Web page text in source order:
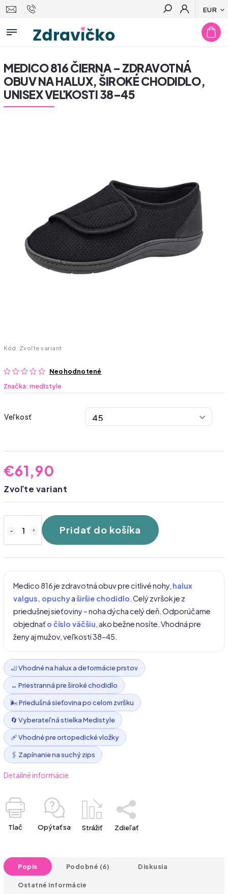
EUR
Hľadať
MEDICO 816 ČIERNA – ZDRAVOTNÁ
OBUV NA HALUX, ŠIROKÉ CHODIDLO,
UNISEX VEĽKOSTI 38–45
Kód: Zvoľte variant
Neohodnotené
Značka:medistyle
Veľkosť
€61,90
Zvoľte variant
Pridať do košíka
Medico 816 je zdravotná obuv pre citlivé nohy, halux
valgus, opuchyaširšie chodidlo . Celý zvršok je z
priedušnej sieťoviny – noha dýcha celý deň. Odporúčame
objednať o číslo väčšiu , ako bežne nosíte. Vhodná pre
ženy aj mužov, veľkosti 38–45.
🦶 Vhodné na halux a deformácie prstov
↔️ Priestranná pre široké chodidlo
🌬️ Priedušná sieťovina po celom zvršku
🔄 Vyberateľná stielka Medistyle
🩹 Vhodné pre ortopedické vložky
🖇️ Zapínanie na suchý zips
Detailné informácie
Tlač Opýtať sa Strážiť Zdieľať
Popis Podobné (6) Diskusia
Ostatné informácie